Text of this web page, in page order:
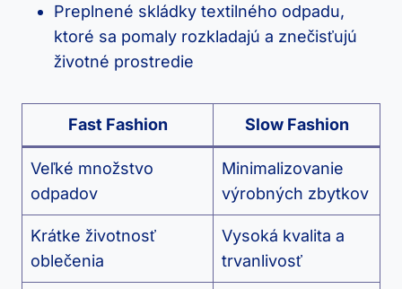
Preplnené skládky textilného odpadu,
ktoré sa pomaly rozkladajú a znečisťujú
životné prostredie
Fast Fashion Slow Fashion
Veľké množstvo
odpadov
Minimalizovanie
výrobných zbytkov
Krátke životnosť
oblečenia
Vysoká kvalita a
trvanlivosť